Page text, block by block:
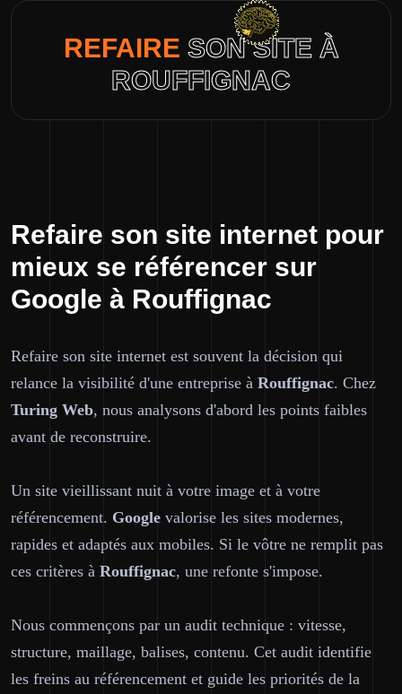
REFAIRE SON SITE À
ROUFFIGNAC
Refaire son site internet pour
mieux se référencer sur
Google à Rouffignac
Refaire son site internet est souvent la décision qui
relance la visibilité d'une entreprise à Rouffignac. Chez
Turing Web, nous analysons d'abord les points faibles
avant de reconstruire.
Un site vieillissant nuit à votre image et à votre
référencement. Google valorise les sites modernes,
rapides et adaptés aux mobiles. Si le vôtre ne remplit pas
ces critères à Rouffignac, une refonte s'impose.
Nous commençons par un audit technique : vitesse,
structure, maillage, balises, contenu. Cet audit identifie
les freins au référencement et guide les priorités de la